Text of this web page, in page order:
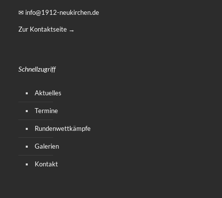
✉ info@1912-neukirchen.de
Zur Kontaktseite →
Schnellzugriff
Aktuelles
Termine
Rundenwettkämpfe
Galerien
Kontakt